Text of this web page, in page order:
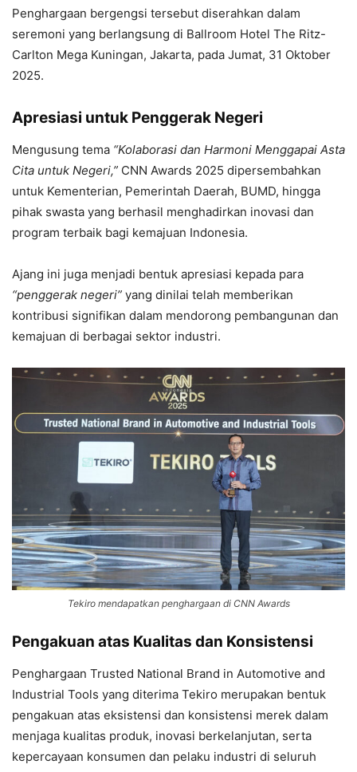
Penghargaan bergengsi tersebut diserahkan dalam
seremoni yang berlangsung di Ballroom Hotel The Ritz-
Carlton Mega Kuningan, Jakarta, pada Jumat, 31 Oktober
2025.
Apresiasi untuk Penggerak Negeri
Mengusung tema “Kolaborasi dan Harmoni Menggapai Asta
Cita untuk Negeri,” CNN Awards 2025 dipersembahkan
untuk Kementerian, Pemerintah Daerah, BUMD, hingga
pihak swasta yang berhasil menghadirkan inovasi dan
program terbaik bagi kemajuan Indonesia.
Ajang ini juga menjadi bentuk apresiasi kepada para
“penggerak negeri” yang dinilai telah memberikan
kontribusi signifikan dalam mendorong pembangunan dan
kemajuan di berbagai sektor industri.
Tekiro mendapatkan penghargaan di CNN Awards
Pengakuan atas Kualitas dan Konsistensi
Penghargaan Trusted National Brand in Automotive and
Industrial Tools yang diterima Tekiro merupakan bentuk
pengakuan atas eksistensi dan konsistensi merek dalam
menjaga kualitas produk, inovasi berkelanjutan, serta
kepercayaan konsumen dan pelaku industri di seluruh